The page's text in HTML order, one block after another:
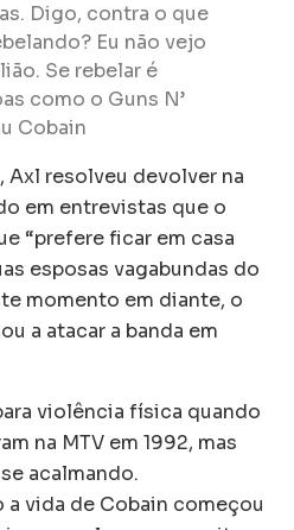
Digo, contra o que
Eu não vejo
Se rebelar é
como o Guns N’
Cobain
resolveu devolver na
em entrevistas que o
“prefere ficar em casa
esposas vagabundas do
momento em diante, o
a atacar a banda em
violência física quando
na MTV em 1992, mas
acalmando.
vida de Cobain começou